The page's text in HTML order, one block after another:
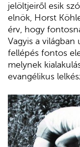
jelöltjeiről esik
elnök, Horst
érv, hogy
Vagyis a világban
fellépés fontos
melynek
evangélikus